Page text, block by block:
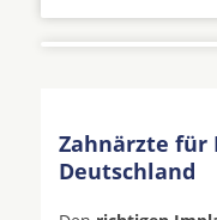
Zahnärzte
Deutschland